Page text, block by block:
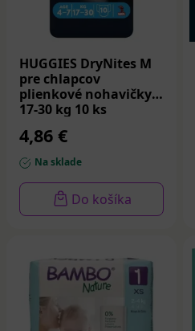
HUGGIES DryNites M
pre chlapcov
plienkové nohavičky
17-30 kg 10 ks
4,86 €
Na sklade
Do košíka